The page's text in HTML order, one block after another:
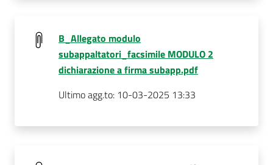
B_Allegato modulo
subappaltatori_facsimile MODULO 2
dichiarazione a firma subapp.pdf
Ultimo agg.to: 10-03-2025 13:33